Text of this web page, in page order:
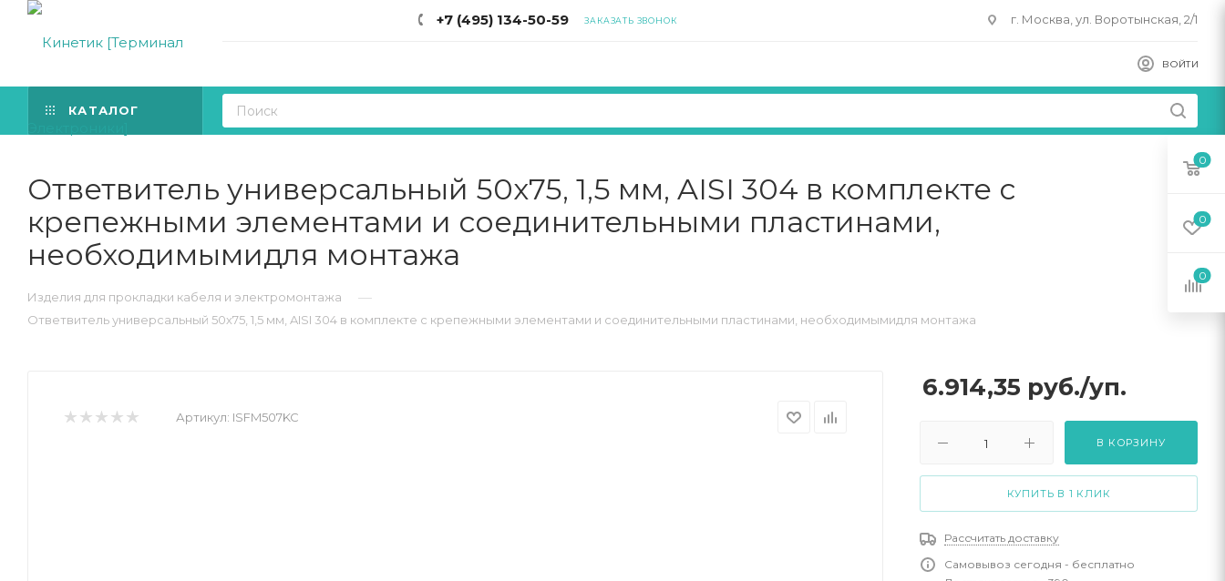
+7 (495) 134-50-59 ЗАКАЗАТЬ ЗВОНОК г. Москва, ул. Воротынская, 2/1
ВОЙТИ
КАТАЛОГ
Ответвитель универсальный 50х75, 1,5 мм, AISI 304 в комплекте с
крепежными элементами и соединительными пластинами,
необходимымидля монтажа
Изделия для прокладки кабеля и электромонтажа —
Ответвитель универсальный 50х75, 1,5 мм, AISI 304 в комплекте с крепежными элементами и соединительными пластинами, необходимымидля монтажа
Артикул: ISFM507KC
6.914,35 руб./уп.
В КОРЗИНУ
КУПИТЬ В 1 КЛИК
Рассчитать доставку
Самовывоз сегодня - бесплатно
0
0
0